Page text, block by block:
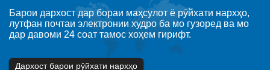
Барои дархост дар бораи маҳсулот ё рӯйхати нархҳо,
лутфан почтаи электронии худро ба мо гузоред ва мо
дар давоми 24 соат тамос хоҳем гирифт.
Дархост барои рӯйхати нархҳо